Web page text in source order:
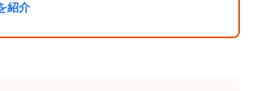
紹介